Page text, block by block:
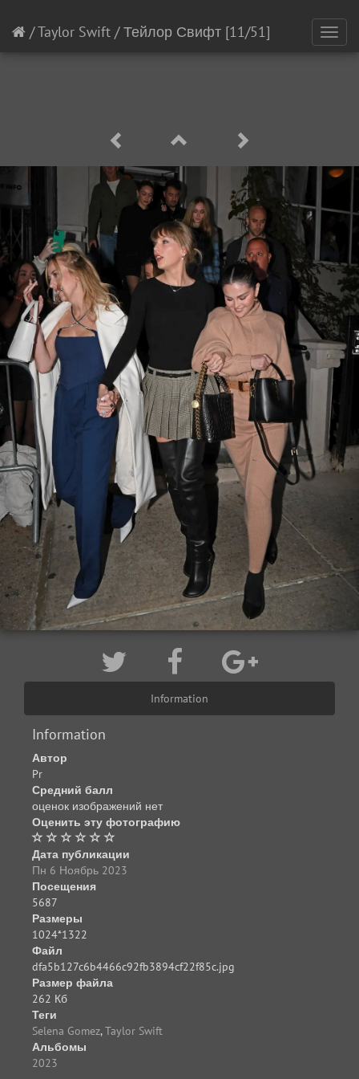
/Taylor Swift /Тейлор Свифт [11/51]
Information
Information
Автор
Pr
Средний балл
оценок изображений нет
Оценить эту фотографию
Дата публикации
Пн 6 Ноябрь 2023
Посещения
5687
Размеры
1024*1322
Файл
dfa5b127c6b4466c92fb3894cf22f85c.jpg
Размер файла
262 Кб
Теги
Selena Gomez,Taylor Swift
Альбомы
2023